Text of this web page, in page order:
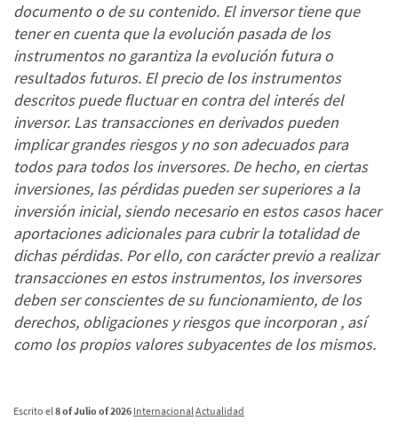
documento o de su contenido. El inversor tiene que
tener en cuenta que la evolución pasada de los
instrumentos no garantiza la evolución futura o
resultados futuros. El precio de los instrumentos
descritos puede fluctuar en contra del interés del
inversor. Las transacciones en derivados pueden
implicar grandes riesgos y no son adecuados para
todos para todos los inversores. De hecho, en ciertas
inversiones, las pérdidas pueden ser superiores a la
inversión inicial, siendo necesario en estos casos hacer
aportaciones adicionales para cubrir la totalidad de
dichas pérdidas. Por ello, con carácter previo a realizar
transacciones en estos instrumentos, los inversores
deben ser conscientes de su funcionamiento, de los
derechos, obligaciones y riesgos que incorporan , así
como los propios valores subyacentes de los mismos.
Escrito el 8 of Julio of 2026 Internacional Actualidad